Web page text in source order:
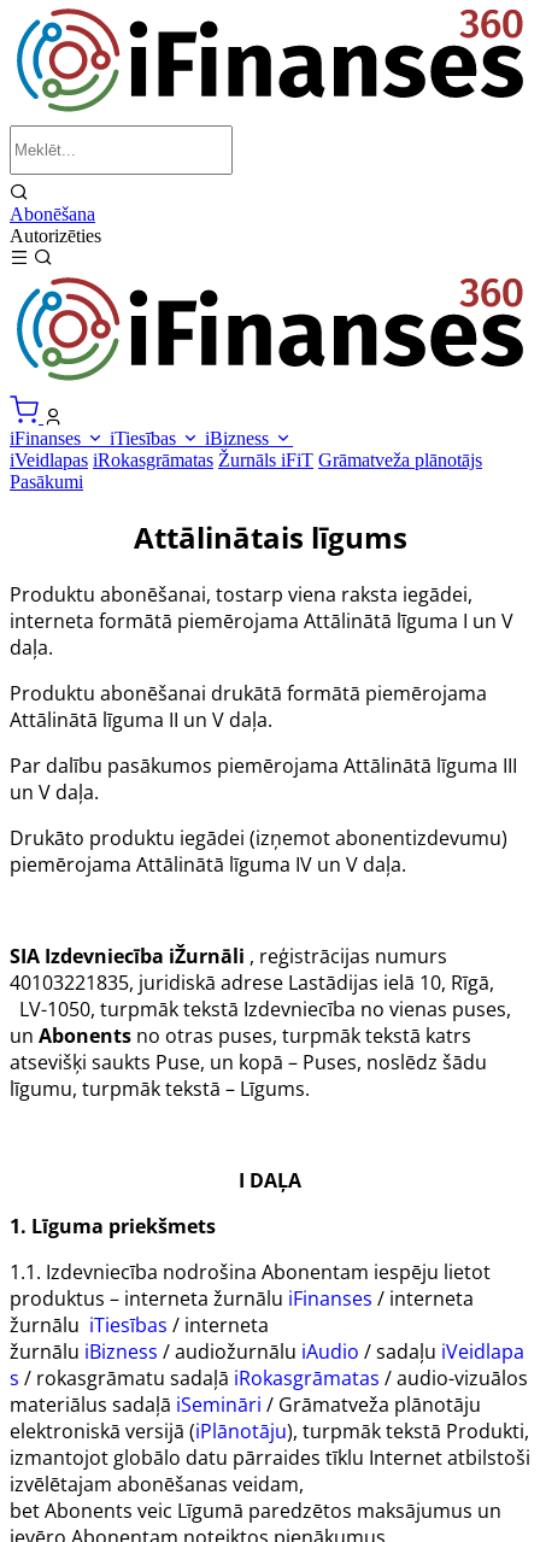
Abonēšana
Autorizēties
iFinanses iTiesības
iBizness
iVeidlapas iRokasgrāmatas Žurnāls iFiT Grāmatveža plānotājs
Pasākumi
Attālinātais līgums
Produktu abonēšanai, tostarp viena raksta iegādei,
interneta formātā piemērojama Attālinātā līguma I un V
daļa.
Produktu abonēšanai drukātā formātā piemērojama
Attālinātā līguma II un V daļa.
Par dalību pasākumos piemērojama Attālinātā līguma III
un V daļa.
Drukāto produktu iegādei (izņemot abonentizdevumu)
piemērojama Attālinātā līguma IV un V daļa.
SIA Izdevniecība iŽurnāli , reģistrācijas numurs
40103221835, juridiskā adrese Lastādijas ielā 10, Rīgā,
LV-1050, turpmāk tekstā Izdevniecība no vienas puses,
un Abonents no otras puses, turpmāk tekstā katrs
atsevišķi saukts Puse, un kopā – Puses, noslēdz šādu
līgumu, turpmāk tekstā – Līgums.
I DAĻA
1. Līguma priekšmets
1.1. Izdevniecība nodrošina Abonentam iespēju lietot
produktus – interneta žurnālu iFinanses / interneta
žurnālu iTiesības / interneta
žurnālu iBizness /audiožurnālu iAudio /sadaļu iVeidlapa
s / rokasgrāmatu sadaļā iRokasgrāmatas / audio-vizuālos
materiālus sadaļā iSemināri / Grāmatveža plānotāju
elektroniskā versijā (iPlānotāju), turpmāk tekstā Produkti,
izmantojot globālo datu pārraides tīklu Internetatbilstoši
izvēlētajam abonēšanas veidam,
betAbonents veic Līgumā paredzētos maksājumus un